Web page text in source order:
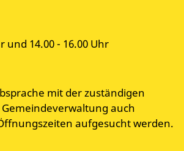
und 14.00 - 16.00 Uhr
mit der zuständigen
auch
aufgesucht werden.